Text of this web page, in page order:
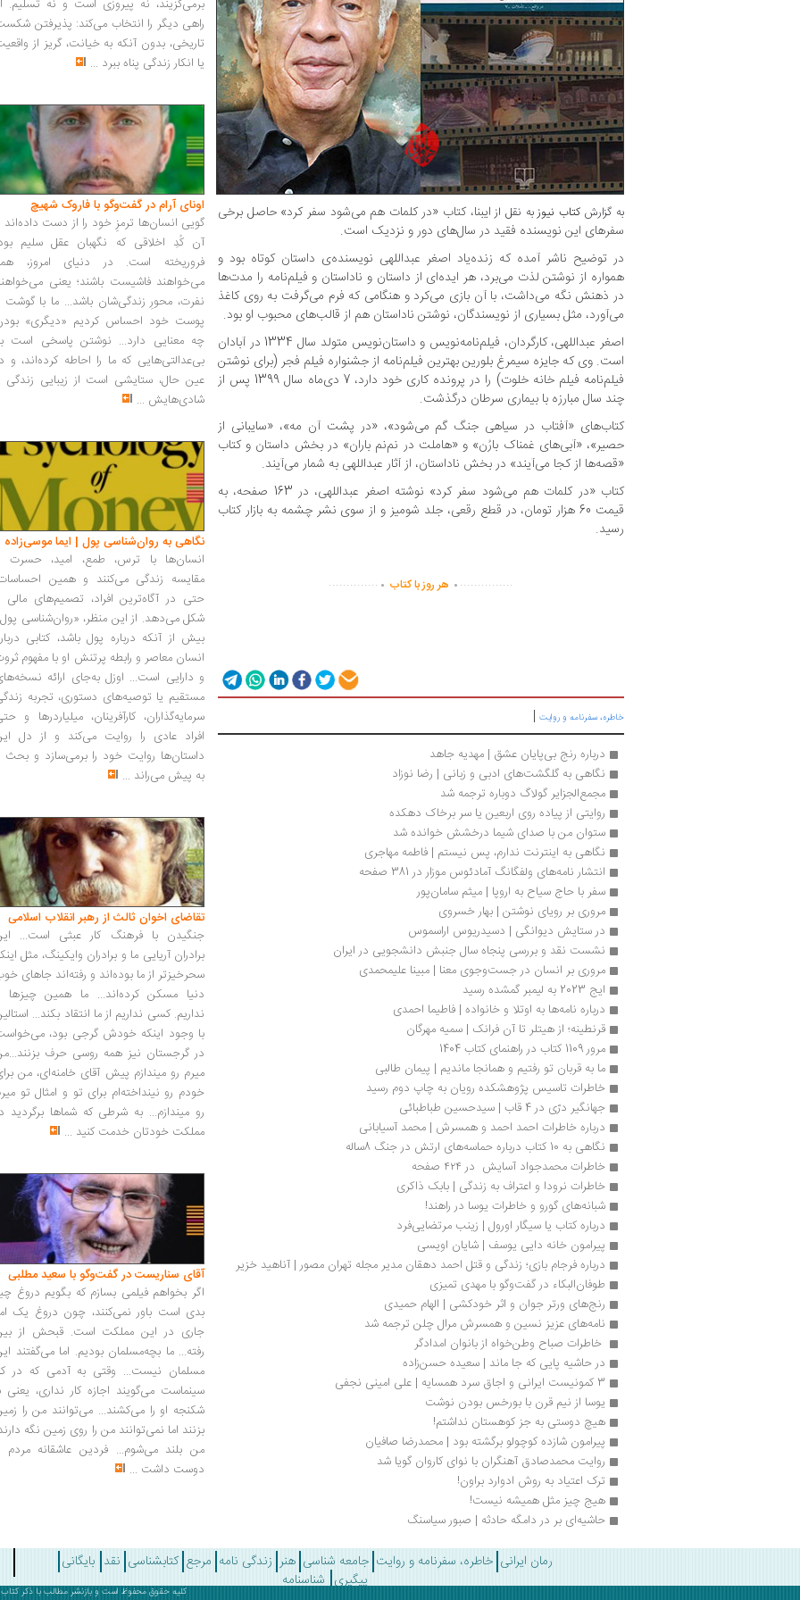
به گزارشکتاب نیوز به نقل ازایبنا، کتاب «در کلمات هم می‌شود سفر کرد» حاصل برخی
سفرهای این نویسنده فقید در سال‌های دور و نزدیک است.
در توضیح ناشر آمده که زنده‌یاد اصغر عبداللهی نویسنده‌ی داستان کوتاه بود و
همواره از نوشتن لذت می‌برد، هر ایده‌ای از داستان و ناداستان و فیلم‌نامه را مدت‌ها
در ذهنش نگه می‌داشت، با آن بازی می‌کرد و هنگامی که فرم می‌گرفت به روی کاغذ
می‌آورد، مثل بسیاری از نویسندگان، نوشتن ناداستان هم از قالب‌های محبوب او بود.
اصغر عبداللهی، کارگردان، فیلم‌نامه‌نویس و داستان‌نویس متولد سال 1334 در آبادان
است. وی که جایزه سیمرغ بلورین بهترین فیلم‌نامه از جشنواره فیلم فجر (برای نوشتن
فیلم‌نامه فیلم خانه خلوت) را در پرونده کاری خود دارد، 7 دی‌ماه سال 1399 پس از
چند سال مبارزه با بیماری سرطان درگذشت.
کتاب‌های «آفتاب در سیاهی جنگ گم می‌شود»، «در پشت آن مه»، «سایبانی از
حصیر»، «آبی‌های غمناک بارُن» و «هاملت در نم‌نم باران» در بخش داستان و کتاب
«قصه‌ها از کجا می‌آیند» در بخش ناداستان، از آثار عبداللهی به شمار می‌آیند.
کتاب «در کلمات هم می‌شود سفر کرد» نوشته اصغر عبداللهی، در 163 صفحه، به
قیمت 60 هزار تومان، در قطع رقعی، جلد شومیز و از سوی نشر چشمه به بازار کتاب
رسید.
...............
. هر روز با کتاب .
..............
خاطره، سفرنامه‌ و روایت |
درباره رنج بی‌پایان عشق | مهدیه جاهد
نگاهی به گلگشت‌های ادبی و زبانی | رضا نوزاد
مجمع‌الجزایر گولاگ دوباره ترجمه شد
روایتی از پیاده روی اربعین یا سر برخاک دهکده
ستوان من با صدای شیما درخشش خوانده شد
نگاهی به اینترنت ندارم، پس نیستم | فاطمه مهاجری
انتشار نامه‌های ولفگانگ آمادئوس موزار در 381 صفحه
سفر با حاج سیاح به اروپا | میثم سامان‌پور
مروری بر رویای نوشتن | بهار خسروی
در ستایش دیوانگی | دسیدریوس اراسموس
نشست نقد و بررسی پنجاه سال جنبش دانشجویی در ایران
مروری بر انسان در جست‌وجوی معنا | مبینا علیمحمدی
ایج 2023 به لیمبر گمشده رسید
درباره نامه‌ها به اوتلا و خانواده | فاطیما احمدی
قرنطینه؛ از هیتلر تا آن فرانک | سمیه مهرگان
مرور 1109 کتاب در راهنمای کتاب 1404
ما به قربان تو رفتیم و همانجا ماندیم | پیمان طالبی
خاطرات تاسیس پژوهشکده رویان به چاپ دوم رسید
جهانگیر درّی در 4 قاب | سیدحسین طباطبائی
درباره خاطرات احمد احمد و همسرش | محمد آسیابانی
نگاهی به 10 کتاب درباره حماسه‌های ارتش در جنگ 8ساله
خاطرات محمدجواد آسایش  در ۴۲۴ صفحه
خاطرات نرودا و اعتراف به زندگی | بابک ذاکری
شبانه‌های گورو و خاطرات یوسا در راهند!
درباره کتاب یا سیگار اورول |‌ زینب مرتضایی‌فرد
پیرامون خانه دایی یوسف | شایان اویسی
درباره فرجام بازی؛ زندگی و قتل احمد دهقان مدیر مجله تهران مصور | آناهید خزیر
طوفان‌البکاء در گفت‌وگو با مهدی تمیزی
رنج‌های ورتر جوان و اثر خودکشی | الهام حمیدی
نامه‌های عزیز نسین و همسرش مرال چلن ترجمه شد
خاطرات صباح وطن‌خواه از بانوان امدادگر
در حاشیه پایی که جا ماند | سعیده حسن‌زاده
3 کمونیست ایرانی و اجاق‌ سرد همسایه‌ | علی امینی نجفی
یوسا از نیم قرن با بورخس بودن نوشت
هیچ دوستی به جز کوهستان نداشتم!
پیرامون شازده کوچولو برگشته بود | محمدرضا صافیان
روایت محمدصادق آهنگران با نوای کاروان گویا شد
ترک اعتیاد به روش ادوارد براون!
هیج چیز مثل همیشه نیست!
حاشیه‌ای بر در دامگه حادثه | صبور سیاسنگ
برمی‌گزیند، نه پیروزی است و نه تسلیم.
راهی دیگر را انتخاب می‌کند: پذیرفتن
تاریخی، بدون آنکه به خیانت، گریز از
یا انکار زندگی پناه ببرد ...
اونای آرام در گفت‌وگو با فاروک شهیچ‭
گویی انسان‌ها ترمزِ خود را از دست داده‌اند
آن کُدِ اخلاقی که نگهبان عقل سلیم
فروریخته است. در دنیای امروز،
می‌خواهند فاشیست باشند؛ یعنی
نفرت، محورِ زندگی‌شان باشد... ما با گوشت
پوست خود احساس کردیم «دیگری»
چه معنایی دارد... نوشتن پاسخی است
بی‌عدالتی‌هایی که ما را احاطه کرده‌اند، و
عین حال، ستایشی است از زیبایی زندگی
شادی‌هایش ...
نگاهی به روان‌شناسی پول | ایما موسی‌زاده
انسان‌ها با ترس، طمع، امید، حسرت
مقایسه زندگی می‌کنند و همین
حتی در آگاه‌ترین افراد، تصمیم‌های مالی
شکل می‌دهد. از این منظر، «روان‌شناسی
بیش از آنکه درباره پول باشد، کتابی
انسان معاصر و رابطه پرتنش او با مفهوم
و دارایی است... اوزل به‌جای ارائه
مستقیم یا توصیه‌های دستوری، تجربه
سرمایه‌گذاران، کارآفرینان، میلیاردرها و
افراد عادی را روایت می‌کند و از دل
داستان‌ها روایت خود را برمی‌سازد و بحث
به پیش می‌راند ...
تقاضای اخوان ثالث از رهبر انقلاب اسلامی
جنگیدن با فرهنگ کار عبثی است...
برادران آریایی ما و برادران وایکینگ، مثل
سحرخیزتر از ما بوده‌اند و رفته‌اند جاهای
دنیا مسکن کرده‌اند... ما همین چیزها
نداریم. کسی نداریم از ما انتقاد بکند...
با وجود اینکه خودش گرجی بود،
در گرجستان نیز همه روسی حرف
میرم رو میندازم پیش آقای خامنه‌ای، من
خودم رو نینداخته‌ام برای تو و امثال تو
رو میندازم... به شرطی که شماها برگردید
مملکت خودتان خدمت کنید ...
آقای سناریست در گفت‌وگو با سعید مطلبی
اگر بخواهم فیلمی بسازم که بگویم دروغ
بدی است باور نمی‌کنند، چون دروغ یک
جاری در این مملکت است. قبحش از
رفته... ما بچه‌مسلمان بودیم. اما می‌گفتند
مسلمان نیست... وقتی به آدمی که در
سینماست می‌گویند اجازه کار نداری، یعنی
شکنجه او را می‌کشند... می‌توانند من را
بزنند اما نمی‌توانند من را روی زمین نگه
من بلند می‌شوم... فردین عاشقانه مردم
دوست داشت ...
رمان ایرانی خاطره، سفرنامه و روایت جامعه شناسی هنر زندگی نامه مرجع کتابشناسی نقد بایگانی
پیگیری شناسنامه
کلیه حقوق محفوظ است و بازنشر مطالب با ذکر کتاب